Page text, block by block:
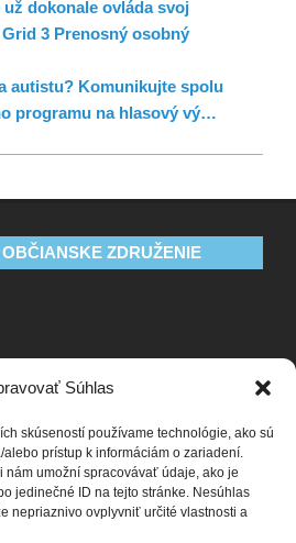
Súhlas
skúseností používame technológie, ako sú
prístup k informáciám o zariadení.
nám umožní spracovávať údaje, ako je
jedinečné ID na tejto stránke. Nesúhlas
nepriaznivo ovplyvniť určité vlastnosti a
už dokonale ovláda svoj
3 Prenosný osobný
autistu? Komunikujte spolu
programu na hlasový vý…
ZDRUŽENIE
ADROSKO
osobných údajov
Zásady
(EÚ)
Vyhlásenie o ochrane